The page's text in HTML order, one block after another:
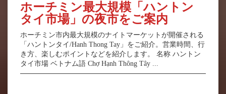
ホーチミン最大規模「ハントン
タイ市場」の夜市をご案内
ホーチミン市内最大規模のナイトマーケットが開催される
「ハントンタイ/Hanh Thong Tay」をご紹介。営業時間、行
き方、楽しむポイントなどを紹介します。 名称 ハントン
タイ市場 ベトナム語 Chợ Hạnh Thông Tây ...